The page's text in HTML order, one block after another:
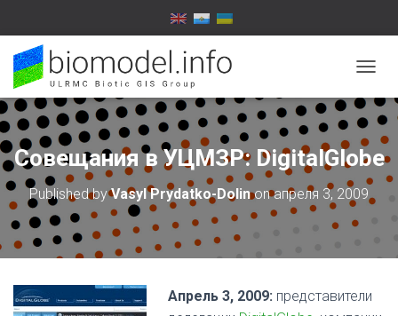
O
G
L
E
N
A
I
Совещания в УЦМЗР: DigitalGlobe
Published byVasyl Prydatko-Dolinonапреля 3, 2009
Апрель 3, 2009: представители